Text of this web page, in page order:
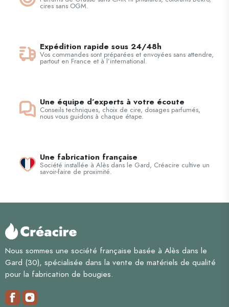
cires sans OGM.
Expédition rapide sous 24/48h
Vos commandes sont préparées et envoyées sans attendre,
partout en France et à l’international.
Une équipe d’experts à votre écoute
Conseils techniques, choix de cire, dosages parfumés,
nous vous guidons à chaque étape.
Une fabrication française
Société installée à Alès dans le Gard, Créacire cultive un
savoir-faire de proximité.
Nous sommes une société française basée à Alès dans le
Gard (30), spécialisée dans la vente de matériels de qualité
pour la fabrication de bougies.